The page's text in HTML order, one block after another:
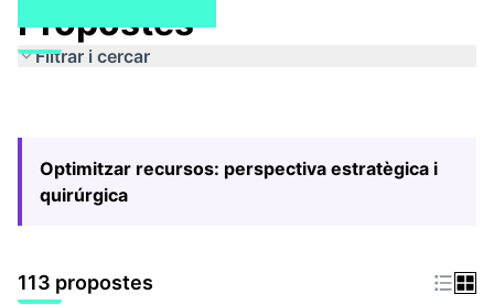
Propostes
Filtrar i cercar
Optimitzar recursos: perspectiva estratègica i
quirúrgica
113 propostes